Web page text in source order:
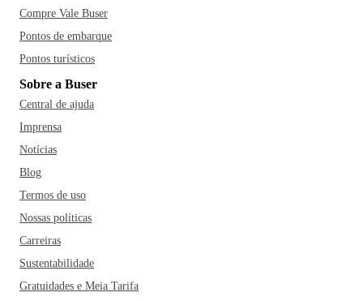
Compre Vale Buser
Pontos de embarque
Pontos turísticos
Sobre a Buser
Central de ajuda
Imprensa
Notícias
Blog
Termos de uso
Nossas políticas
Carreiras
Sustentabilidade
Gratuidades e Meia Tarifa